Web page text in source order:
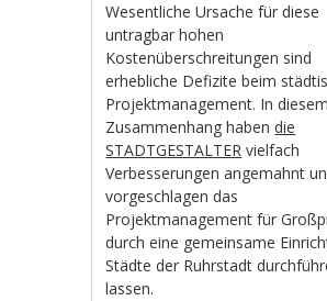
Wesentliche Ursache für diese
untragbar hohen
Kostenüberschreitungen sind
erhebliche Defizite beim
Projektmanagement. In diesem
Zusammenhang habendie
STADTGESTALTER vielfach
Verbesserungen angemahnt
vorgeschlagen das
Projektmanagement für
durch eine gemeinsame
Städte der Ruhrstadt
lassen.